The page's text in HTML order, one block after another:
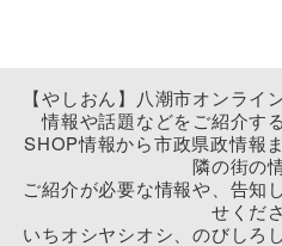
【やしおん】八潮市オンライ
情報や話題などをご紹介す
SHOP情報から市政県政情報
隣の街の
ご紹介が必要な情報や、告知
せくだ
いちオシヤシオシ、のびしろ